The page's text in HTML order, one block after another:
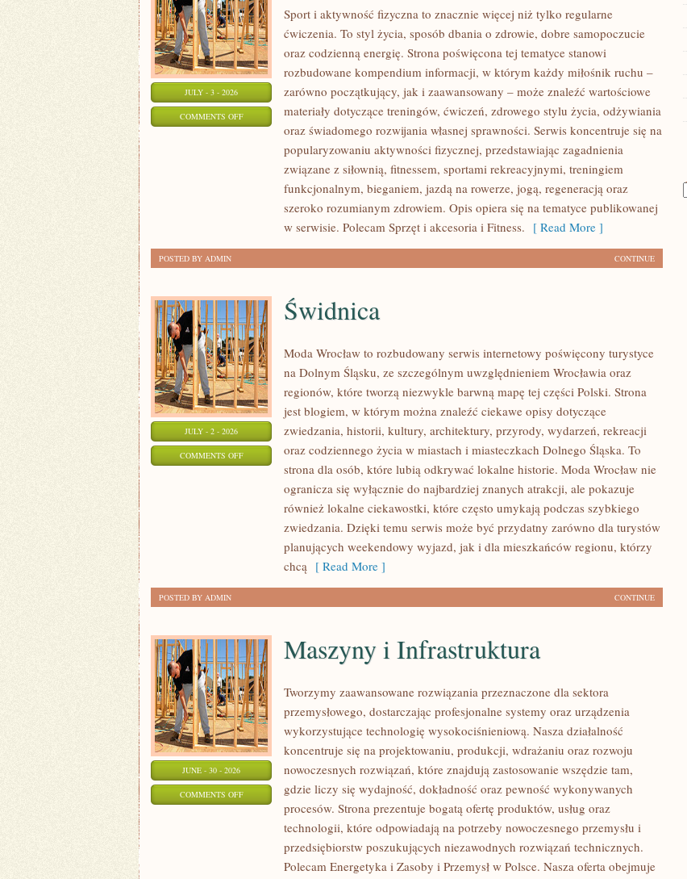
JULY - 3 - 2026
COMMENTS OFFON
MOTYWACJA
PSYCHOLOGIA
Sport i aktywność fizyczna to znacznie więcej niż tylko regularne
ćwiczenia. To styl życia, sposób dbania o zdrowie, dobre samopoczucie
oraz codzienną energię. Strona poświęcona tej tematyce stanowi
rozbudowane kompendium informacji, w którym każdy miłośnik ruchu –
zarówno początkujący, jak i zaawansowany – może znaleźć wartościowe
materiały dotyczące treningów, ćwiczeń, zdrowego stylu życia, odżywiania
oraz świadomego rozwijania własnej sprawności. Serwis koncentruje się na
popularyzowaniu aktywności fizycznej, przedstawiając zagadnienia
związane z siłownią, fitnessem, sportami rekreacyjnymi, treningiem
funkcjonalnym, bieganiem, jazdą na rowerze, jogą, regeneracją oraz
szeroko rozumianym zdrowiem. Opis opiera się na tematyce publikowanej
w serwisie. Polecam Sprzęt i akcesoria i Fitness. [ Read More ]
CONTINUE
POSTED BY ADMIN
JULY - 2 - 2026
COMMENTS OFFON
Świdnica
Moda Wrocław to rozbudowany serwis internetowy poświęcony turystyce
na Dolnym Śląsku, ze szczególnym uwzględnieniem Wrocławia oraz
regionów, które tworzą niezwykle barwną mapę tej części Polski. Strona
jest blogiem, w którym można znaleźć ciekawe opisy dotyczące
zwiedzania, historii, kultury, architektury, przyrody, wydarzeń, rekreacji
oraz codziennego życia w miastach i miasteczkach Dolnego Śląska. To
strona dla osób, które lubią odkrywać lokalne historie. Moda Wrocław nie
ogranicza się wyłącznie do najbardziej znanych atrakcji, ale pokazuje
również lokalne ciekawostki, które często umykają podczas szybkiego
zwiedzania. Dzięki temu serwis może być przydatny zarówno dla turystów
planujących weekendowy wyjazd, jak i dla mieszkańców regionu, którzy
chcą [ Read More ]
CONTINUE
POSTED BY ADMIN
JUNE - 30 - 2026
COMMENTS OFFON
INFRASTRUKTURA
Maszyny i Infrastruktura
Tworzymy zaawansowane rozwiązania przeznaczone dla sektora
przemysłowego, dostarczając profesjonalne systemy oraz urządzenia
wykorzystujące technologię wysokociśnieniową. Nasza działalność
koncentruje się na projektowaniu, produkcji, wdrażaniu oraz rozwoju
nowoczesnych rozwiązań, które znajdują zastosowanie wszędzie tam,
gdzie liczy się wydajność, dokładność oraz pewność wykonywanych
procesów. Strona prezentuje bogatą ofertę produktów, usług oraz
technologii, które odpowiadają na potrzeby nowoczesnego przemysłu i
przedsiębiorstw poszukujących niezawodnych rozwiązań technicznych.
Polecam Energetyka i Zasoby i Przemysł w Polsce. Nasza oferta obejmuje